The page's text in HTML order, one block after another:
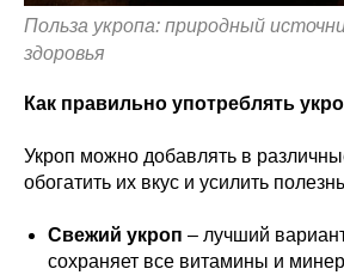
Польза укропа: природный
здоровья
Как правильно употреблять
Укроп можно добавлять в
обогатить их вкус и усилить
Свежий укроп – лучший
сохраняет все витамины и